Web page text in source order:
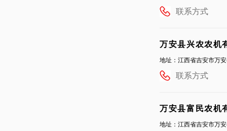
联系方式
万安县兴农农机
地址：江西省吉安市万
联系方式
万安县富民农机
地址：江西省吉安市万